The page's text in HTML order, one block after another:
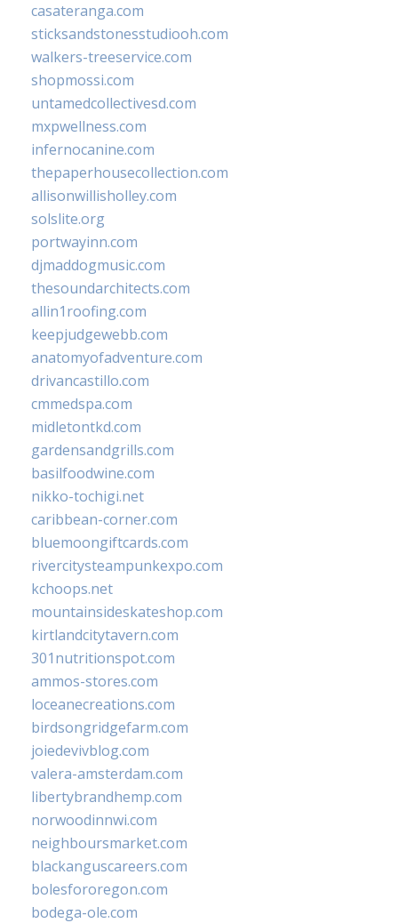
casateranga.com
sticksandstonesstudiooh.com
walkers-treeservice.com
shopmossi.com
untamedcollectivesd.com
mxpwellness.com
infernocanine.com
thepaperhousecollection.com
allisonwillisholley.com
solslite.org
portwayinn.com
djmaddogmusic.com
thesoundarchitects.com
allin1roofing.com
keepjudgewebb.com
anatomyofadventure.com
drivancastillo.com
cmmedspa.com
midletontkd.com
gardensandgrills.com
basilfoodwine.com
nikko-tochigi.net
caribbean-corner.com
bluemoongiftcards.com
rivercitysteampunkexpo.com
kchoops.net
mountainsideskateshop.com
kirtlandcitytavern.com
301nutritionspot.com
ammos-stores.com
loceanecreations.com
birdsongridgefarm.com
joiedevivblog.com
valera-amsterdam.com
libertybrandhemp.com
norwoodinnwi.com
neighboursmarket.com
blackanguscareers.com
bolesfororegon.com
bodega-ole.com